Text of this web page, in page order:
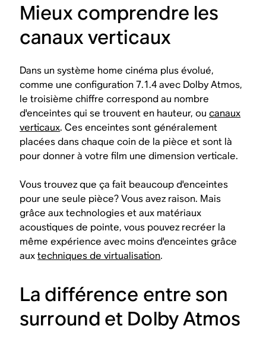
Mieux comprendre les
canaux verticaux
Dans un système home cinéma plus évolué,
comme une configuration 7.1.4 avec Dolby Atmos,
le troisième chiffre correspond au nombre
d'enceintes qui se trouvent en hauteur, oucanaux
verticaux. Ces enceintes sont généralement
placées dans chaque coin de la pièce et sont là
pour donner à votre film une dimension verticale.
Vous trouvez que ça fait beaucoup d'enceintes
pour une seule pièce? Vous avez raison. Mais
grâce aux technologies et aux matériaux
acoustiques de pointe, vous pouvez recréer la
même expérience avec moins d'enceintes grâce
auxtechniques de virtualisation.
La différence entre son
surround et Dolby Atmos